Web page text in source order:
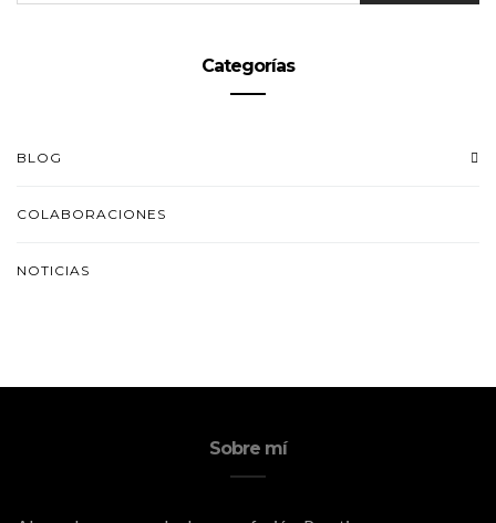
Categorías
BLOG
COLABORACIONES
NOTICIAS
Sobre mí